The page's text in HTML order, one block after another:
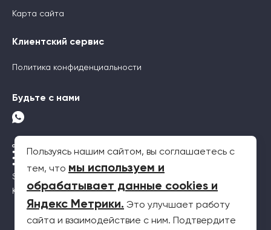
Карта сайта
Клиентский сервис
Политика конфиденциальности
Будьте с нами
SEO-продвижение
Контекстная реклама
Пользуясь нашим сайтом, вы соглашаетесь с
тем, что мы используем и
обрабатывает данные cookies и
Яндекс Метрики. Это улучшает работу
сайта и взаимодействие с ним. Подтвердите